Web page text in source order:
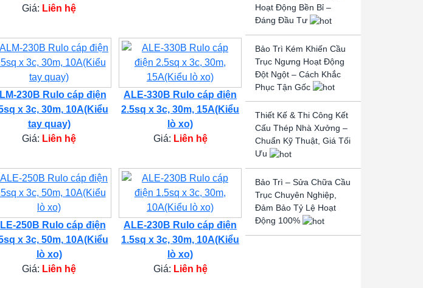
Giá: Liên hệ
230B Rulo cáp điện
x 3c, 30m, 10A(Kiểu
tay quay)
Giá: Liên hệ
ALE-330B Rulo cáp điện
2.5sq x 3c, 30m, 15A(Kiểu
lò xo)
Giá: Liên hệ
250B Rulo cáp điện
x 3c, 50m, 10A(Kiểu
lò xo)
Giá: Liên hệ
ALE-230B Rulo cáp điện
1.5sq x 3c, 30m, 10A(Kiểu
lò xo)
Giá: Liên hệ
Hoạt Động Bền Bỉ –
Đáng Đầu Tư
Bảo Trì Kém Khiến Cầu
Trục Ngưng Hoạt Động
Đột Ngột – Cách Khắc
Phục Tận Gốc
Thiết Kế & Thi Công Kết
Cấu Thép Nhà Xưởng –
Chuẩn Kỹ Thuật, Giá Tối
Ưu
Bảo Trì – Sửa Chữa Cầu
Trục Chuyên Nghiệp,
Đảm Bảo Tỷ Lệ Hoạt
Động 100%